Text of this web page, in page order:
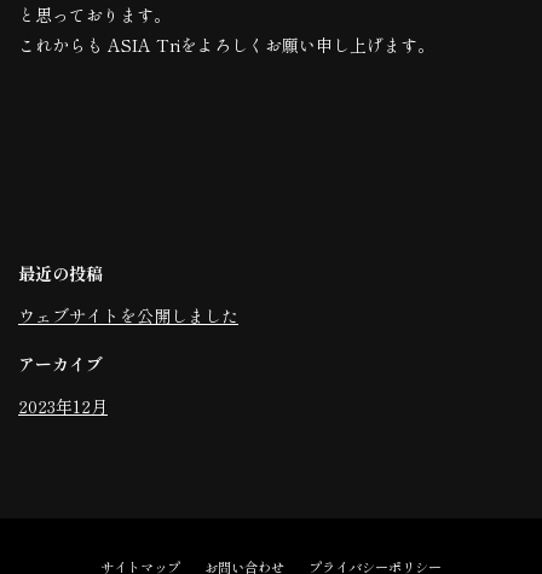
と思っております。
これからも ASIA Triをよろしくお願い申し上げます。
最近の投稿
ウェブサイトを公開しました
アーカイブ
2023年12月
サイトマップ お問い合わせ プライバシーポリシー